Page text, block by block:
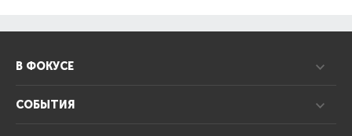
В ФОКУСЕ
СОБЫТИЯ